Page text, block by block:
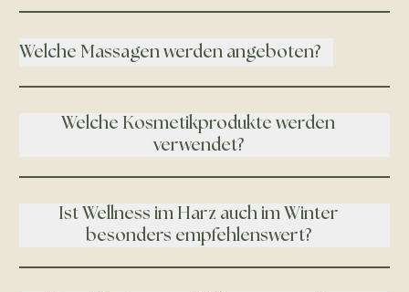
Welche Massagen werden angeboten?
Welche Kosmetikprodukte werden
verwendet?
Ist Wellness im Harz auch im Winter
besonders empfehlenswert?